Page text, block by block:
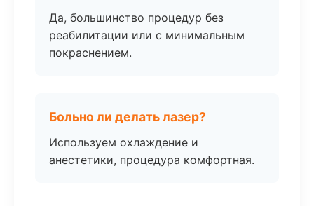
Да, большинство процедур без
реабилитации или с минимальным
покраснением.
Больно ли делать лазер?
Используем охлаждение и
анестетики, процедура комфортная.